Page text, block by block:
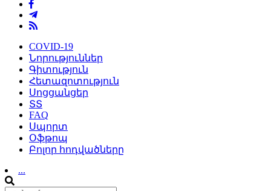
COVID-19
Նորություններ
Գիտություն
Հետազոտություն
Սոցցանցեր
ՏՏ
FAQ
Սպորտ
Օֆթոպ
Բոլոր հոդվածները
...